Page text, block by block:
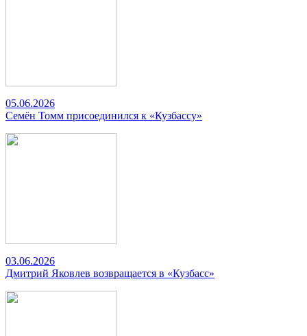
05.06.2026
Семён Томм присоединился к «Кузбассу»
03.06.2026
Дмитрий Яковлев возвращается в «Кузбасс»